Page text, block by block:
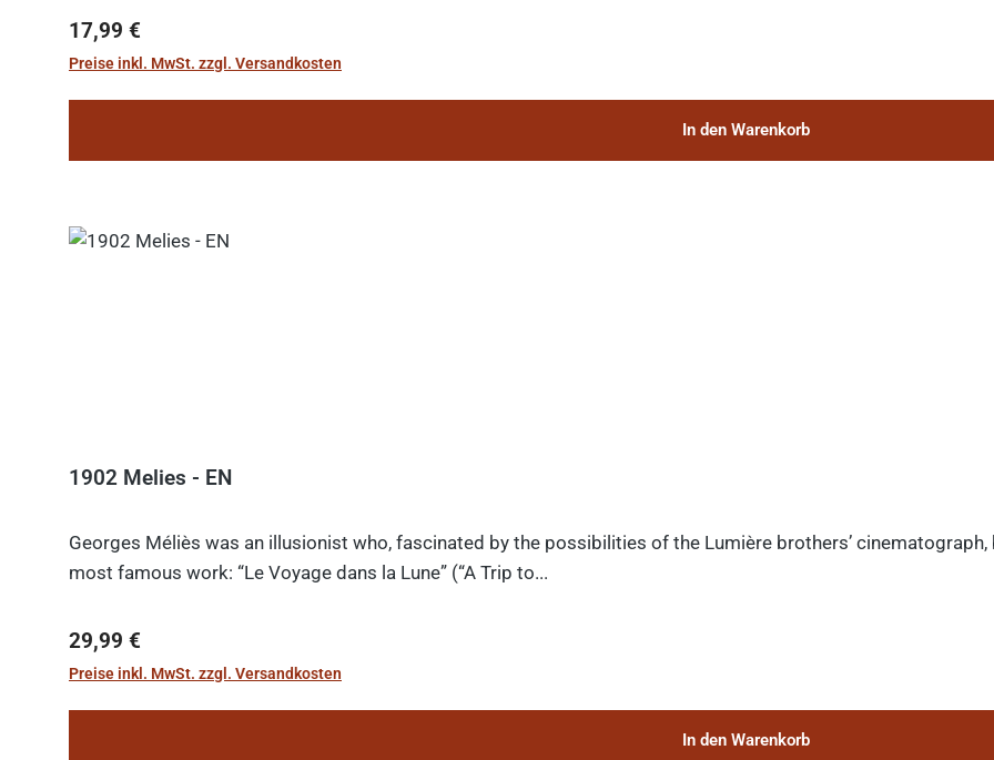
Regulärer Preis:
17,99 €
Preise inkl. MwSt. zzgl. Versandkosten
In den Warenkorb
1902 Melies - EN
Georges Méliès was an illusionist who, fascinated by the possibilities of the Lumière brothers’
most famous work: “Le Voyage dans la Lune” (“A Trip to...
Regulärer Preis:
29,99 €
Preise inkl. MwSt. zzgl. Versandkosten
In den Warenkorb